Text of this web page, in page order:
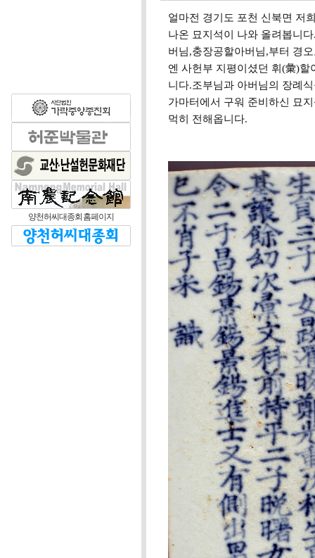
양천허씨대종회 홈페이지
얼마전 경기도 포천 신북면 저
나온 묘지석이 나와 올려봅니
버님,충장공할아버님,부터 경
엔 사헌부 지평이셨던 휘(彙)
니다.조부님과 아버님의 장례
가마터에서 구워 준비하신 묘
먹히 전해옵니다.